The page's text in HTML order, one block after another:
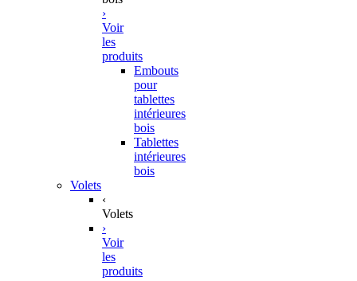
›
Voir
les
produits
Embouts
pour
tablettes
intérieures
bois
Tablettes
intérieures
bois
Volets
‹
Volets
›
Voir
les
produits